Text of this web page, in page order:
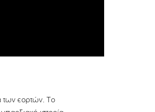
των εορτών. Το